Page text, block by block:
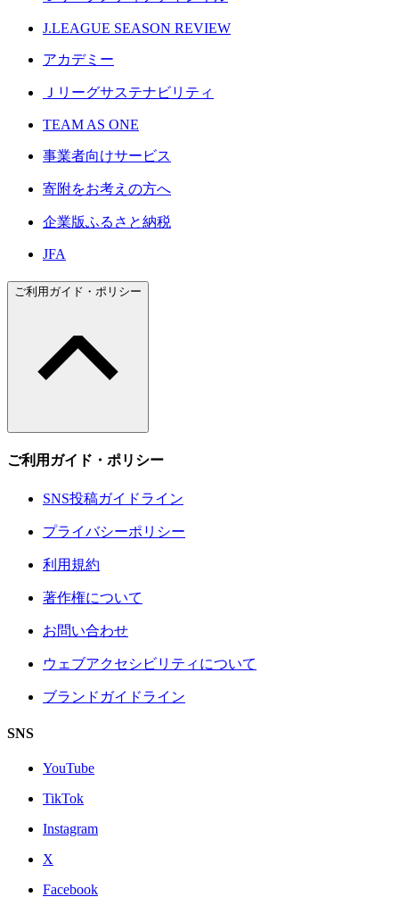
J.LEAGUE SEASON REVIEW
アカデミー
Ｊリーグサステナビリティ
TEAM AS ONE
事業者向けサービス
寄附をお考えの方へ
企業版ふるさと納税
JFA
ご利用ガイド・ポリシー
ご利用ガイド・ポリシー
SNS投稿ガイドライン
プライバシーポリシー
利用規約
著作権について
お問い合わせ
ウェブアクセシビリティについて
ブランドガイドライン
SNS
YouTube
TikTok
Instagram
X
Facebook